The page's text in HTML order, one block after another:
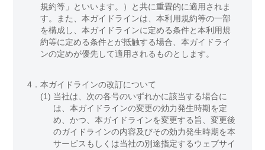
規約等」といいます。）と共に重畳的に適用されま
す。また、本ガイドラインは、本利用規約等の一部
を構成し、本ガイドラインに定める条件と本利用規
約等に定める条件とが抵触する場合、本ガイドライ
ンの定めが優先して適用されるものとします。
4．本ガイドラインの改訂について
(1) 当社は、次の各号のいずれかに該当する場合に
は、本ガイドラインの変更の効力発生時期を定
め、かつ、本ガイドラインを変更する旨、変更後
のガイドラインの内容及びその効力発生時期を本
サービスもしくは当社の別途指定するウェブサイ